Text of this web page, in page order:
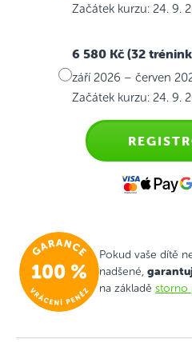
Začátek kurzu: 24. 9.
6 580 Kč (32
září 2026 – červen
Začátek kurzu: 24. 9.
Pokud vaše dítě
nadšené,
na základě storno